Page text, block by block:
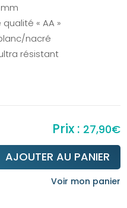
« AA »
nacré
résistant
27,90€
AJOUTER AU PANIER
Voir mon panier